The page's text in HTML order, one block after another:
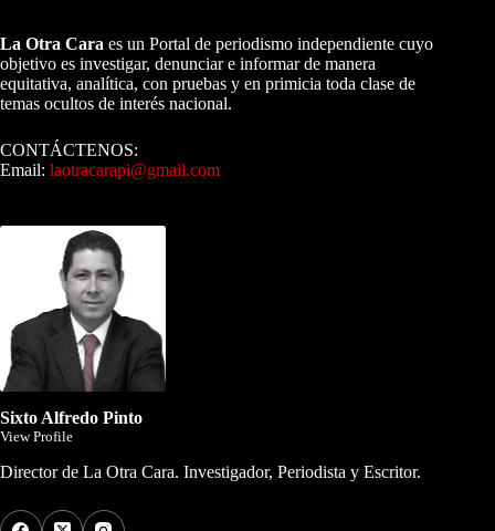
La Otra Cara es un Portal de periodismo independiente cuyo
objetivo es investigar, denunciar e informar de manera
equitativa, analítica, con pruebas y en primicia toda clase de
temas ocultos de interés nacional.
CONTÁCTENOS:
Email: laotracarapi@gmail.com
Sixto Alfredo Pinto
View Profile
Director de La Otra Cara. Investigador, Periodista y Escritor.